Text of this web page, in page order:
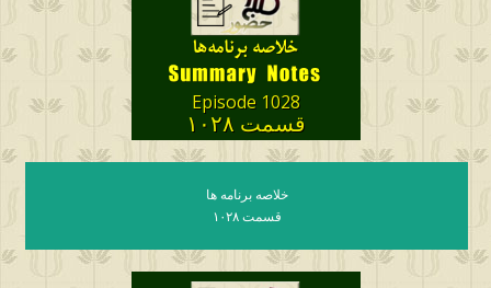
Episode 1028
قسمت ۱۰۲۸
خلاصه برنامه ها
قسمت ۱۰۲۸